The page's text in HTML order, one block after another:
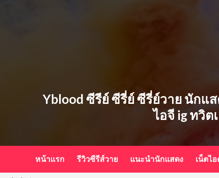
Yblood ซีรีย์ ซีรี่ย์ ซีรี่ย์วาย นักแ
ไอจี ig ทวิต
หน้าแรก รีวิวซีรีส์วาย แนะนำนักแสดง เน็ตไ